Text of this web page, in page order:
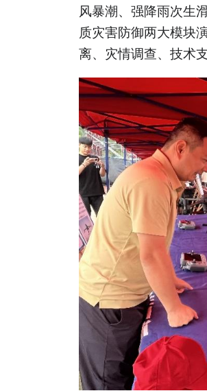
风暴潮、强降雨次生
质灾害防御两大模块
离、灾情调查、技术